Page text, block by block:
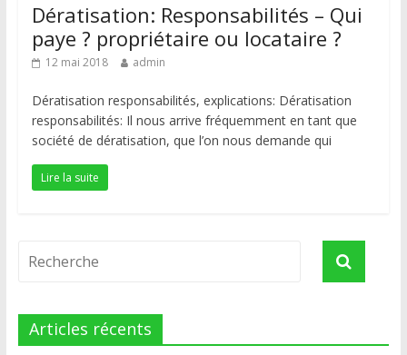
Dératisation: Responsabilités – Qui
paye ? propriétaire ou locataire ?
12 mai 2018 admin
Dératisation responsabilités, explications: Dératisation
responsabilités: Il nous arrive fréquemment en tant que
société de dératisation, que l’on nous demande qui
Lire la suite
Articles récents